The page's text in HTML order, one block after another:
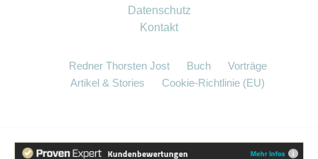
Datenschutz
Kontakt
Redner Thorsten Jost Buch
Vorträge
Artikel & Stories
Cookie-Richtlinie (EU)